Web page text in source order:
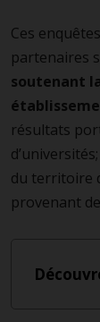
Ces
partenaires
soutenant
résultats
du territoire
provenant